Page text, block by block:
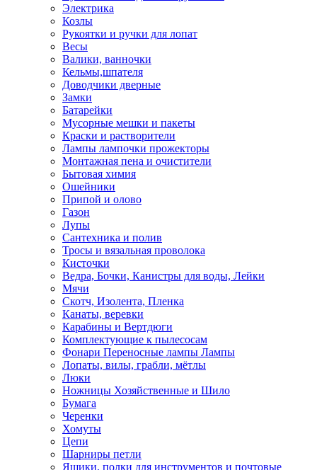
Электрика
Козлы
Рукоятки и ручки для лопат
Весы
Валики, ванночки
Кельмы,шпателя
Доводчики дверные
Замки
Батарейки
Мусорные мешки и пакеты
Краски и растворители
Лампы лампочки прожекторы
Монтажная пена и очистители
Бытовая химия
Ошейники
Припой и олово
Газон
Лупы
Сантехника и полив
Тросы и вязальная проволока
Кисточки
Ведра, Бочки, Канистры для воды, Лейки
Мячи
Скотч, Изолента, Пленка
Канаты, веревки
Карабины и Вертдюги
Комплектующие к пылесосам
Фонари Переносные лампы Лампы
Лопаты, вилы, грабли, мётлы
Люки
Ножницы Хозяйственные и Шило
Бумага
Черенки
Хомуты
Цепи
Шарниры петли
Ящики, полки для инструментов и почтовые